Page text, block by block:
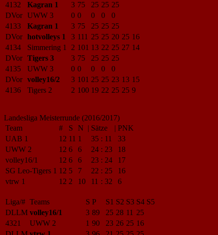
4132
Kagran 1 3 75 25 25 25
DVor UWW 3 0 0 0 0
0
4133
Kagran 1 3 75 25 25 25
DVor hotvolleys 1 3 111 25 25 20 25 16
4134
Simmering 1 2 101 13 22 25 27 14
DVor Tigers 3 3 75 25 25 25
4135
UWW 3 0 0 0 0
0
DVor volley16/2 3 101 25 25 23 13 15
4136
Tigers 2 2 100 19 22 25 25 9
Landesliga Meisterrunde (2016/2017)
Team
# S N | Sätze | PNK
UAB 1
12 11 1 35 : 11
33
UWW 2
12 6 6 24 : 23
18
volley16/1
12 6 6 23 : 24
17
SG Leo-Tigers 1 12 5 7 22 : 25
16
vtrw 1
12 2 10 11 : 32 6
Liga/# Teams S P S1 S2 S3 S4 S5
DLLM volley16/1 3 89 25 28 11 25
4321
UWW 2 1 90 23 26 25 16